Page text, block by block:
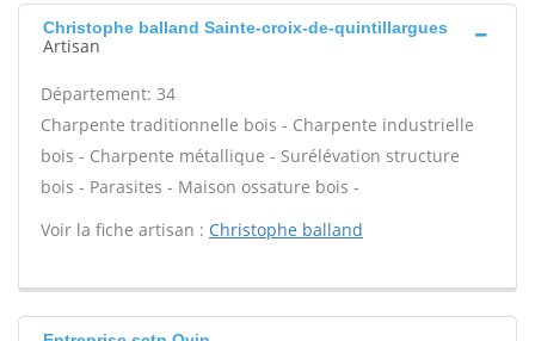
Christophe balland Sainte-croix-de-quintillargues
Artisan
Département: 34
Charpente traditionnelle bois - Charpente industrielle
bois - Charpente métallique - Surélévation structure
bois - Parasites - Maison ossature bois -
Voir la fiche artisan : Christophe balland